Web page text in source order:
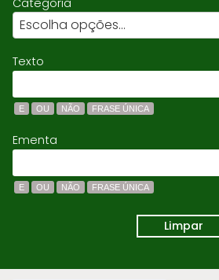
Escolha opções...
Texto
E OU NÃO FRASE ÚNICA
Ementa
E OU NÃO FRASE ÚNICA
Limpar